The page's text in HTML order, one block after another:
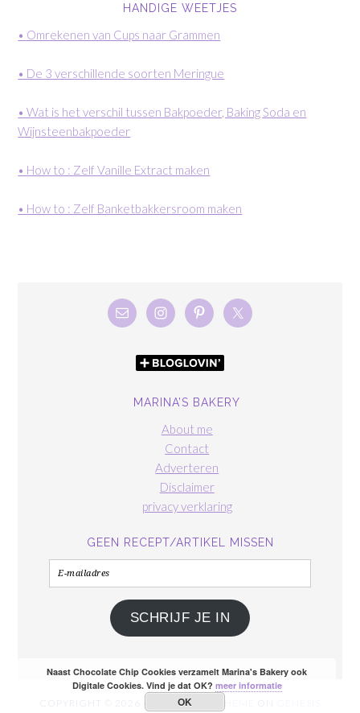
HANDIGE WEETJES
• Omrekenen van Cups naar Grammen
• De 3 verschillende soorten Meringue
• Wat is het verschil tussen Bakpoeder, Baking Soda en
Wijnsteenbakpoeder
• How to : Zelf Vanille Extract maken
• How to : Zelf Banketbakkersroom maken
MARINA’S BAKERY
About me
Contact
Adverteren
Disclaimer
privacy verklaring
GEEN RECEPT/ARTIKEL MISSEN
E-
mailadres
SCHRIJF JE IN
COPYRIGHT © 2026 · FOODIE PRO THEME
Naast Chocolate Chip Cookies verzamelt Marina's Bakery ook
Digitale Cookies. Vind je dat OK? meer informatie
OK